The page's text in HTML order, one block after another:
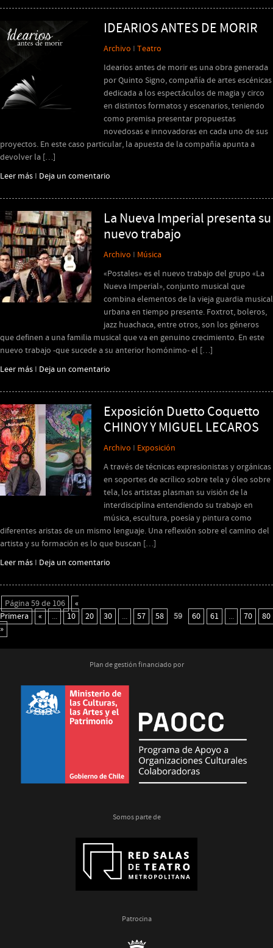
IDEARIOS ANTES DE MORIR
Archivo I Teatro
Idearios antes de morir es una obra generada
por Quinto Signo, compañía de artes escénicas
dedicada a los espectáculos de magia y circo
en distintos formatos y escenarios, teniendo
como premisa presentar propuestas
novedosas e innovadoras en cada uno de sus
proyectos. En este caso particular, la apuesta de la compañía apunta a
devolver la […]
Leer más I Deja un comentario
La Nueva Imperial presenta su
nuevo trabajo
Archivo I Música
«Postales» es el nuevo trabajo del grupo «La
Nueva Imperial», conjunto musical que
combina elementos de la vieja guardia musical
urbana en tiempo presente. Foxtrot, boleros,
jazz huachaca, entre otros, son los géneros
que definen a una familia musical que va en genuino crecimiento. En este
nuevo trabajo -que sucede a su anterior homónimo- el […]
Leer más I Deja un comentario
Exposición Duetto Coquetto
CHINOY Y MIGUEL LECAROS
Archivo I Exposición
A través de técnicas expresionistas y orgánicas
en soportes de acrílico sobre tela y óleo sobre
tela, los artistas plasman su visión de la
interdisciplina entendiendo su trabajo en
música, escultura, poesía y pintura como
diferentes aristas de un mismo lenguaje. Una reflexión sobre el camino del
artista y su formación es lo que buscan […]
Leer más I Deja un comentario
Página 59 de 106
«
Primera
« ... 10 20 30 ... 57 58 59 60 61 ... 70
80
»
Plan de gestión financiado por
Somos parte de
Patrocina